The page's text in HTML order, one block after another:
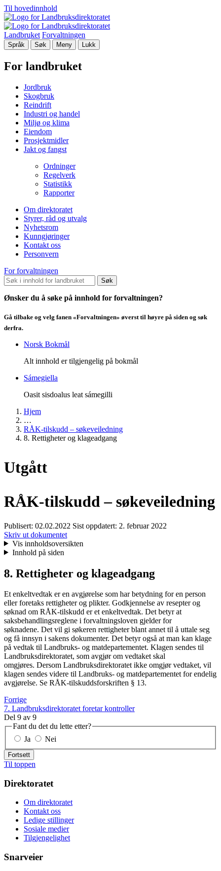
Til hovedinnhold
Landbruket Forvaltningen
Språk Søk Meny Lukk
For landbruket
Jordbruk
Skogbruk
Reindrift
Industri og handel
Miljø og klima
Eiendom
Prosjektmidler
Jakt og fangst
Ordninger
Regelverk
Statistikk
Rapporter
Om direktoratet
Styrer, råd og utvalg
Nyhetsrom
Kunngjøringer
Kontakt oss
Personvern
For forvaltningen
Søk
Ønsker du å søke på innhold for forvaltningen?
Gå tilbake og velg fanen «Forvaltningen» øverst til høyre på siden og søk
derfra.
Norsk Bokmål
Alt innhold er tilgjengelig på bokmål
Sámegiella
Oasit sisdoalus leat sámegilli
Hjem
…
RÅK-tilskudd – søkeveiledning
8. Rettigheter og klageadgang
Utgått
RÅK-tilskudd – søkeveiledning
Publisert: 02.02.2022 Sist oppdatert: 2. februar 2022
Skriv ut dokumentet
Vis innholdsoversikten
Innhold på siden
8. Rettigheter og klageadgang
Et enkeltvedtak er en avgjørelse som har betydning for en person
eller foretaks rettigheter og plikter. Godkjennelse av resepter og
søknad om RÅK-tilskudd er et enkeltvedtak. Det betyr at
saksbehandlingsreglene i forvaltningsloven gjelder for
søknadene. Det vil gi søkeren rettigheter blant annet til å uttale seg
og få innsyn i sakens dokumenter. Det betyr også at man kan klage
på vedtak til Landbruks- og matdepartementet. Klagen sendes til
Landbruksdirektoratet, som avgjør om vedtaket skal
omgjøres. Dersom Landbruksdirektoratet ikke omgjør vedtaket, vil
klagen sendes videre til Landbruks- og matdepartementet for endelig
avgjørelse. Se RÅK-tilskuddsforskriften § 13.
Forrige
7. Landbruksdirektoratet foretar kontroller
Del 9 av 9
Fant du det du lette etter?
Ja
Nei
Fortsett
Til toppen
Direktoratet
Om direktoratet
Kontakt oss
Ledige stillinger
Sosiale medier
Tilgjengelighet
Snarveier